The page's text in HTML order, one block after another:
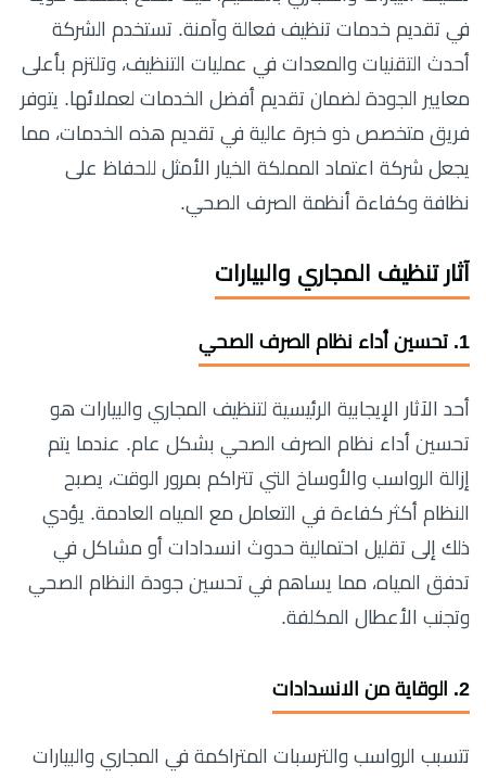
في تقديم خدمات تنظيف فعالة وآمنة. تستخدم الشركة
أحدث التقنيات والمعدات في عمليات التنظيف، وتلتزم بأعلى
معايير الجودة لضمان تقديم أفضل الخدمات لعملائها. يتوفر
فريق متخصص ذو خبرة عالية في تقديم هذه الخدمات، مما
يجعل شركة اعتماد المملكة الخيار الأمثل للحفاظ على
نظافة وكفاءة أنظمة الصرف الصحي.
آثار تنظيف المجاري والبيارات
1. تحسين أداء نظام الصرف الصحي
أحد الآثار الإيجابية الرئيسية لتنظيف المجاري والبيارات هو
تحسين أداء نظام الصرف الصحي بشكل عام. عندما يتم
إزالة الرواسب والأوساخ التي تتراكم بمرور الوقت، يصبح
النظام أكثر كفاءة في التعامل مع المياه العادمة. يؤدي
ذلك إلى تقليل احتمالية حدوث انسدادات أو مشاكل في
تدفق المياه، مما يساهم في تحسين جودة النظام الصحي
وتجنب الأعطال المكلفة.
2. الوقاية من الانسدادات
تتسبب الرواسب والترسبات المتراكمة في المجاري والبيارات